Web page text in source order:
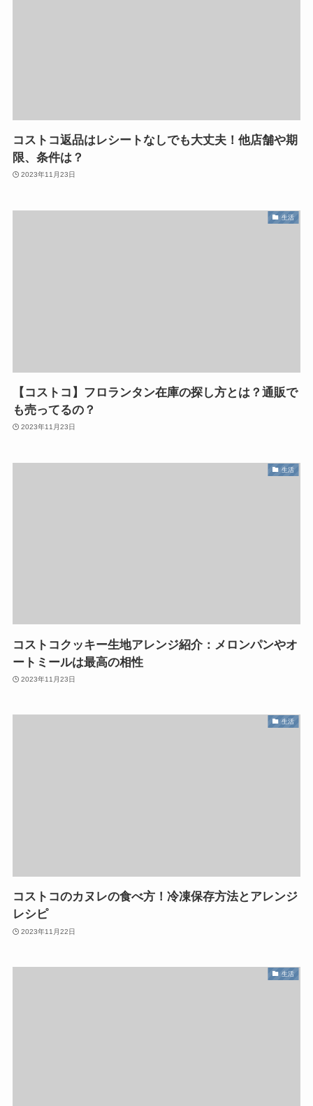
コストコ返品はレシートなしでも大丈夫！他店舗や期
限、条件は？
2023年11月23日
生活
【コストコ】フロランタン在庫の探し方とは？通販で
も売ってるの？
2023年11月23日
生活
コストコクッキー生地アレンジ紹介：メロンパンやオ
ートミールは最高の相性
2023年11月23日
生活
コストコのカヌレの食べ方！冷凍保存方法とアレンジ
レシピ
2023年11月22日
生活